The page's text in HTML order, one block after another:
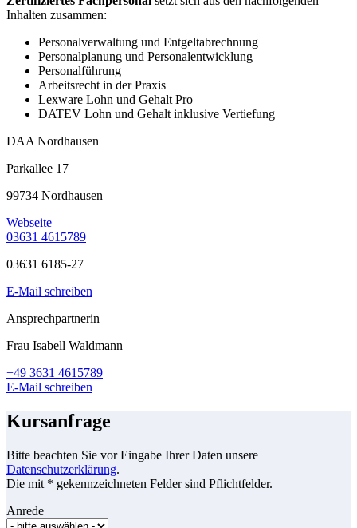
Inhalten zusammen:
Personalverwaltung und Entgeltabrechnung
Personalplanung und Personalentwicklung
Personalführung
Arbeitsrecht in der Praxis
Lexware Lohn und Gehalt Pro
DATEV Lohn und Gehalt inklusive Vertiefung
DAA Nordhausen
Parkallee 17
99734 Nordhausen
Webseite
03631 4615789
03631 6185-27
E-Mail schreiben
Ansprechpartnerin
Frau Isabell Waldmann
+49 3631 4615789
E-Mail schreiben
Kursanfrage
Bitte beachten Sie vor Eingabe Ihrer Daten unsere
Datenschutzerklärung.
Die mit * gekennzeichneten Felder sind Pflichtfelder.
Anrede